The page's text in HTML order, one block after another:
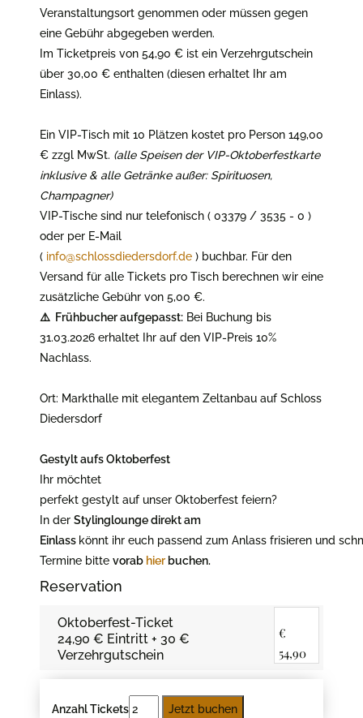
Veranstaltungsort genommen oder müssen gegen
eine Gebühr abgegeben werden.
Im Ticketpreis von 54,90 € ist ein Verzehrgutschein
über 30,00 € enthalten (diesen erhaltet Ihr am
Einlass).
Ein VIP-Tisch mit 10 Plätzen kostet pro Person 149,00
€ zzgl MwSt. (alle Speisen der VIP-Oktoberfestkarte
inklusive & alle Getränke außer: Spirituosen,
Champagner)
VIP-Tische sind nur telefonisch ( 03379 / 3535 - 0 )
oder per E-Mail
( info@schlossdiedersdorf.de ) buchbar. Für den
Versand für alle Tickets pro Tisch berechnen wir eine
zusätzliche Gebühr von 5,00 €.
⚠️ Frühbucher aufgepasst: Bei Buchung bis
31.03.2026 erhaltet Ihr auf den VIP-Preis 10%
Nachlass.
Ort: Markthalle mit elegantem Zeltanbau auf Schloss
Diedersdorf
Gestylt aufs Oktoberfest
Ihr möchtet
perfekt gestylt auf unser Oktoberfest feiern?
In der Stylinglounge direkt am
Einlass könnt ihr euch passend zum Anlass frisieren und
Termine bitte vorab hier buchen.
Reservation
Oktoberfest-Ticket
24,90 € Eintritt + 30 €
Verzehrgutschein
€
54,90
Anzahl Tickets